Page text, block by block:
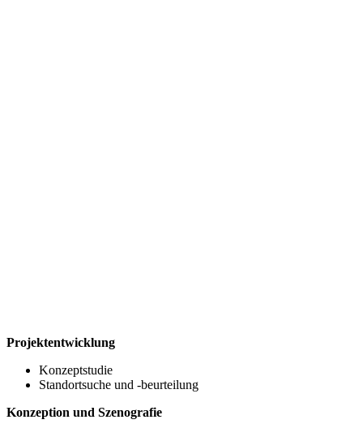
Projektentwicklung
Konzeptstudie
Standortsuche und -beurteilung
Konzeption und Szenografie